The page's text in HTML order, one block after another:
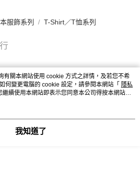
服飾系列 T-Shirt／T恤系列
有關本網站使用 cookie 方式之詳情，及若您不希
何變更電腦的 cookie 設定，請參閱本網站「 隱私
繼續使用本網站即表示您同意本公司得按本網站使
。
我知道了